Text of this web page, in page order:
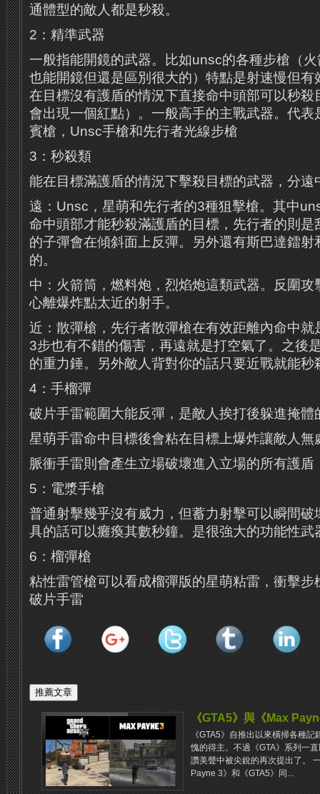
通體型的敵人都是秒殺。
2：精準武器
一般指能開鏡的武器。比如unsc的各種步槍（
也能開鏡但還是區別很大的）特點是射速慢但有
在目標沒有護盾的情況下直接命中頭部可以秒殺
會出現一個紅點）。一般高手的主戰武器。代
賓槍，Unsc手槍和先行者光線步槍
3：秒殺類
能在目標滿護盾的情況下擊殺目標的武器，分遠
遠：Unsc，星萌和先行者的3種狙擊槍。其中
命中頭部才能秒殺滿護盾的目標，先行者的則是
的子彈會在傾斜面上反彈。另外還有斯巴達鐳射
的。
中：火箭筒，燃料炮，烈焰炮這類武器。反圍
心離爆炸點太近的射手。
近：散彈槍，先行者散彈槍在有效距離內命中就
3步也有不錯的傷害，再遠就是打空氣了。之後
的重力錘。另外敵人背對你的話只要近戰就能秒
4：手榴彈
破片手雷範圍大能反彈，是敵人挨打後躲進掩體
星萌手雷命中目標後會粘在目標上爆炸讓敵人無
脈衝手雷則會產生立場破壞進入立場的所有護盾
5：電漿手槍
普通射擊幾乎沒有威力，但蓄力射擊可以瞬間破
具的話可以癱瘓其數秒鐘。是很強大的功能性武
6：榴彈槍
粘性雷管槍可以看成榴彈版的星萌粘雷，衝擊步
破片手雷
《GTA5》與《Max
《GTA5》自推出以來橫掃各種
愧的得主。不過《GTA》系列一
讚美聲中被尖銳的再次提出了。
Payne 3》和《GTA5》同...